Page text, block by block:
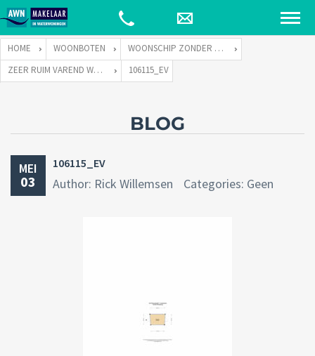
HOME WOONBOTEN
WOONSCHIP ZONDER LIGPLAATS
ZEER RUIM VAREND WOONSCHIP ZONDER LIGPLAATS
106115_EV
BLOG
MEI
03
106115_EV
Author: Rick Willemsen Categories: Geen